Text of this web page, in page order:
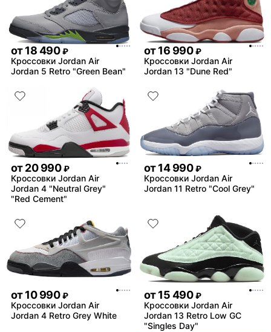
от18 490 ₽
Кроссовки Jordan Air
Jordan 5 Retro "Green Bean"
от16 990 ₽
Кроссовки Jordan Air
Jordan 13 "Dune Red"
от20 990 ₽
Кроссовки Jordan Air
Jordan 4 "Neutral Grey"
"Red Cement"
от14 990 ₽
Кроссовки Jordan Air
Jordan 11 Retro "Cool Grey"
от10 990 ₽
Кроссовки Jordan Air
Jordan 4 Retro Grey White
от15 490 ₽
Кроссовки Jordan Air
Jordan 13 Retro Low GC
"Singles Day"